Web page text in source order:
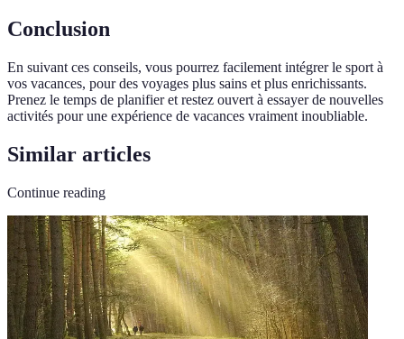
Conclusion
En suivant ces conseils, vous pourrez facilement intégrer le sport à
vos vacances, pour des voyages plus sains et plus enrichissants.
Prenez le temps de planifier et restez ouvert à essayer de nouvelles
activités pour une expérience de vacances vraiment inoubliable.
Similar articles
Continue reading